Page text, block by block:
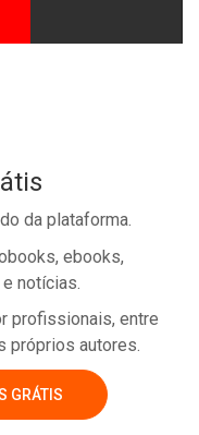
da plataforma.
ebooks,
notícias.
profissionais, entre
próprios autores.
GRÁTIS